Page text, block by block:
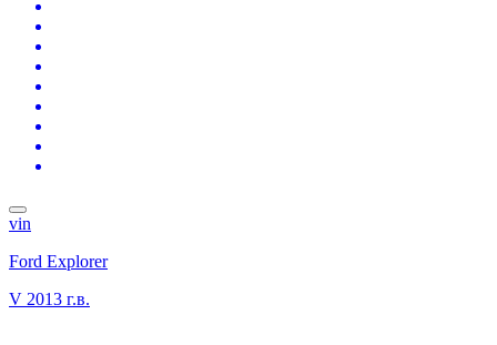
vin
Ford Explorer
V 2013 г.в.